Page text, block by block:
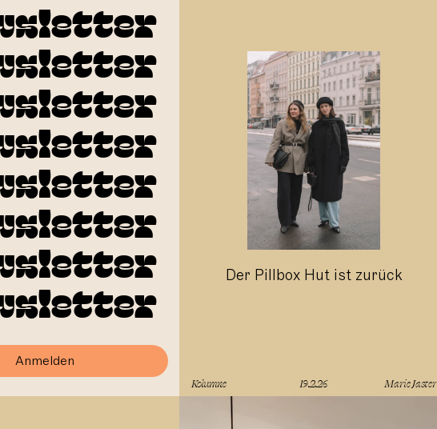
Anmelden
Der Pillbox Hut ist zurück
Kolumne 19.2.26 Marie Jaster